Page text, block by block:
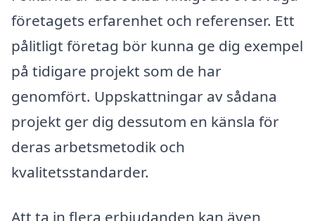
företagets erfarenhet och referenser. Ett
pålitligt företag bör kunna ge dig exempel
på tidigare projekt som de har
genomfört. Uppskattningar av sådana
projekt ger dig dessutom en känsla för
deras arbetsmetodik och
kvalitetsstandarder.
Att ta in flera erbjudanden kan även